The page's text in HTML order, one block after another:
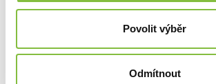
Povolit výběr
Odmítnout